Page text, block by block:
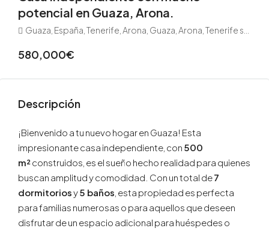
potencial en Guaza, Arona.
Guaza, España, Tenerife, Arona, Guaza, Arona, Tenerife sur
580,000€
Descripción
¡Bienvenido a tu nuevo hogar en Guaza! Esta
impresionante casa independiente, con 500
m²construidos, es el sueño hecho realidad para quienes
buscan amplitud y comodidad. Con un total de7
dormitoriosy5 baños , esta propiedad es perfecta
para familias numerosas o para aquellos que deseen
disfrutar de un espacio adicional para huéspedes o